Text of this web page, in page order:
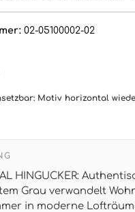
02-05100002-02
Motiv horizontal
HINGUCKER:
Grau verwandelt
in moderne